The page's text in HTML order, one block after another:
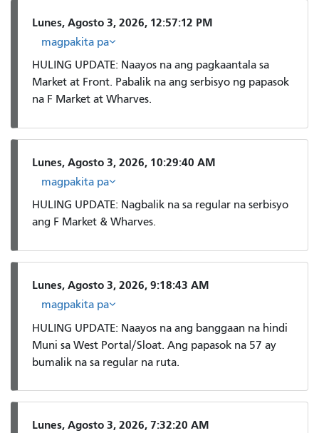
Lunes, Agosto 3, 2026, 12:57:12 PM
magpakita pa
HULING UPDATE: Naayos na ang pagkaantala sa
Market at Front. Pabalik na ang serbisyo ng papasok
na F Market at Wharves.
Lunes, Agosto 3, 2026, 10:29:40 AM
magpakita pa
HULING UPDATE: Nagbalik na sa regular na serbisyo
ang F Market & Wharves.
Lunes, Agosto 3, 2026, 9:18:43 AM
magpakita pa
HULING UPDATE: Naayos na ang banggaan na hindi
Muni sa West Portal/Sloat. Ang papasok na 57 ay
bumalik na sa regular na ruta.
Lunes, Agosto 3, 2026, 7:32:20 AM